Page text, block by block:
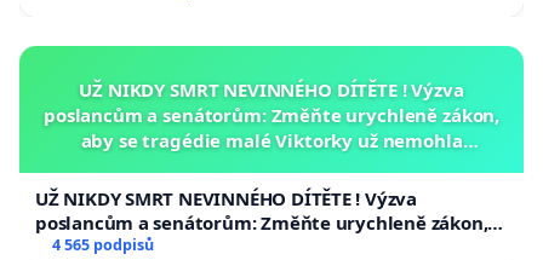
UŽ NIKDY SMRT NEVINNÉHO DÍTĚTE ! Výzva
poslancům a senátorům: Změňte urychleně zákon,
aby se tragédie malé Viktorky už nemohla
UŽ NIKDY SMRT NEVINNÉHO DÍTĚTE ! Výzva
poslancům a senátorům: Změňte urychleně zákon,
aby se tragédie malé Viktorky už nemohla opakovat!
4 565 podpisů